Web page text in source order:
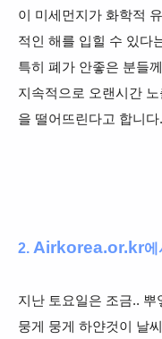
이 미세먼지가 화학적
적인 해를 입힐 수 있다
특히 폐가 안좋은 분들
지속적으로 오랜시간
을 떨어뜨린다고 합니다.
2. Airkorea.or.kr에
지난 토요일은 조금..
뭉게 뭉게 하얀것이 날